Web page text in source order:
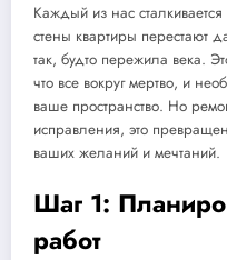
Каждый из нас
стены квартиры перестают
так, будто пережила века.
что все вокруг мертво, и
ваше пространство. Но
исправления, это
ваших желаний и мечтаний.
Шаг 1:
работ